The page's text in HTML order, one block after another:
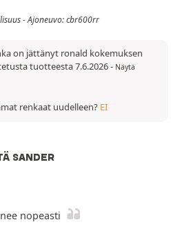
- Ajoneuvo: cbr600rr
on jättänyt ronald kokemuksen
tuotteesta 7.6.2026- Näytä
renkaat uudelleen? EI
SANDER
nopeasti